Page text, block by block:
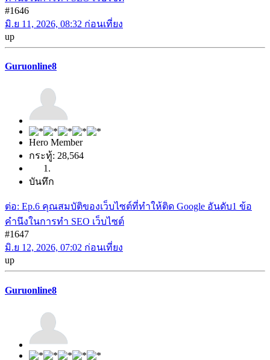
#1646
มิ.ย 11, 2026, 08:32 ก่อนเที่ยง
up
Guruonline8
Hero Member
กระทู้: 28,564
บันทึก
ต่อ: Ep.6 คุณสมบัติของเว็บไซต์ที่ทำให้ติด Google อันดับ1 ข้อ
คำนึงในการทำ SEO เว็บไซต์
#1647
มิ.ย 12, 2026, 07:02 ก่อนเที่ยง
up
Guruonline8